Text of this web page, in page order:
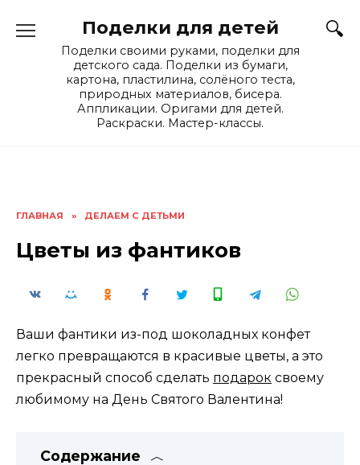
Поделки для детей
Поделки своими руками, поделки для
детского сада. Поделки из бумаги,
картона, пластилина, солёного теста,
природных материалов, бисера.
Аппликации. Оригами для детей.
Раскраски. Мастер-классы.
ГЛАВНАЯ » ДЕЛАЕМ С ДЕТЬМИ
Цветы из фантиков
Ваши фантики из-под шоколадных конфет
легко превращаются в красивые цветы, а это
прекрасный способ сделать подарок своему
любимому на День Святого Валентина!
Содержание